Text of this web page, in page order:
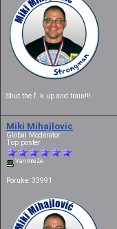
Shut the f..k up and train!!!
Miki Mihajlovic
Global Moderator
Top poster
Van mreže
Poruke: 33991